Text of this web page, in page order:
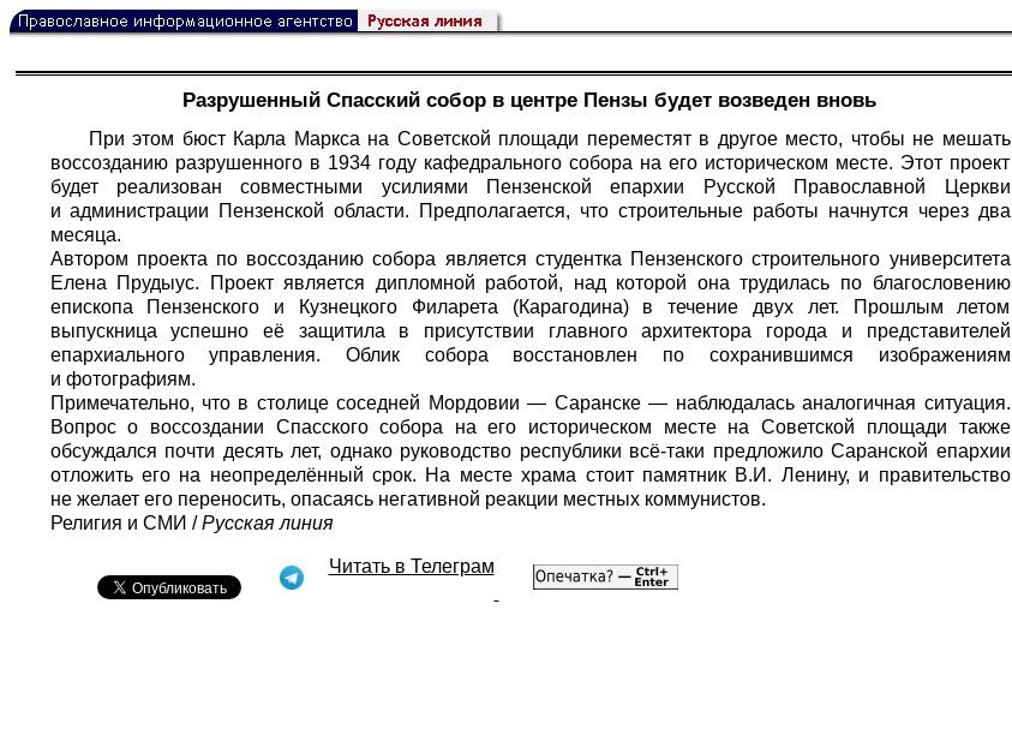
Разрушенный Спасский собор в центре Пензы будет возведен вновь
При этом бюст Карла Маркса на Советской площади переместят в другое место, чтобы не мешать
воссозданию разрушенного в 1934 году кафедрального собора на его историческом месте. Этот проект
будет реализован совместными усилиями Пензенской епархии Русской Православной Церкви
и администрации Пензенской области. Предполагается, что строительные работы начнутся через два
месяца.
Автором проекта по воссозданию собора является студентка Пензенского строительного университета
Елена Прудыус. Проект является дипломной работой, над которой она трудилась по благословению
епископа Пензенского и Кузнецкого Филарета (Карагодина) в течение двух лет. Прошлым летом
выпускница успешно её защитила в присутствии главного архитектора города и представителей
епархиального управления. Облик собора восстановлен по сохранившимся изображениям
и фотографиям.
Примечательно, что в столице соседней Мордовии — Саранске — наблюдалась аналогичная ситуация.
Вопрос о воссоздании Спасского собора на его историческом месте на Советской площади также
обсуждался почти десять лет, однако руководство республики всё-таки предложило Саранской епархии
отложить его на неопределённый срок. На месте храма стоит памятник В.И. Ленину, и правительство
не желает его переносить, опасаясь негативной реакции местных коммунистов.
Религия и СМИ /Русская линия
Читать в Телеграм